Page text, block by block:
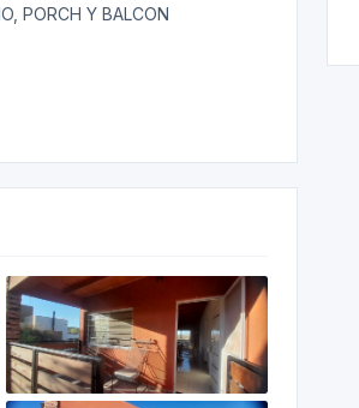
PORCH Y BALCON